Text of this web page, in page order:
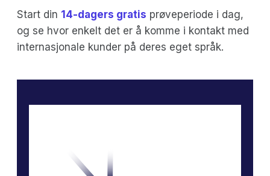
Start din 14-dagers gratis prøveperiode i dag,
og se hvor enkelt det er å komme i kontakt med
internasjonale kunder på deres eget språk.